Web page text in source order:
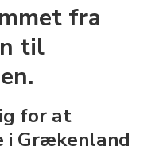
DU
LAVE
ATHEN
fra
til
for at
i Grækenland